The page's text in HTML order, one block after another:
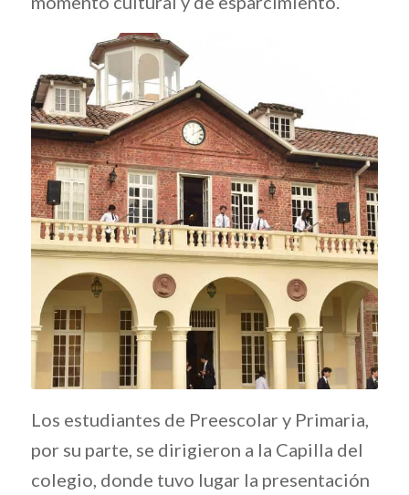
Los estudiantes de Preescolar y Primaria,
por su parte, se dirigieron a la Capilla del
colegio, donde tuvo lugar la presentación